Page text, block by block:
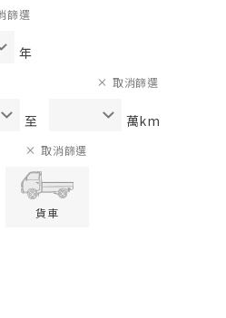
年
篩選
至 萬km
取消篩選
貨車
取消篩選